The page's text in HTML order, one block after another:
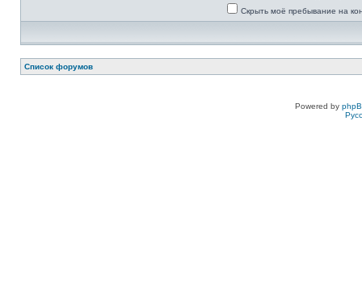
Скрыть моё пребывание на
Список форумов
Powered by